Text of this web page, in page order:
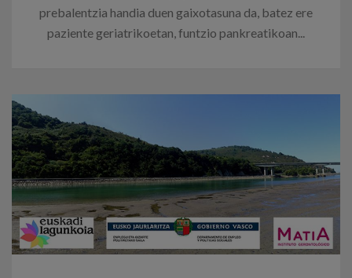
prebalentzia handia duen gaixotasuna da, batez ere
paziente geriatrikoetan, funtzio pankreatikoan...